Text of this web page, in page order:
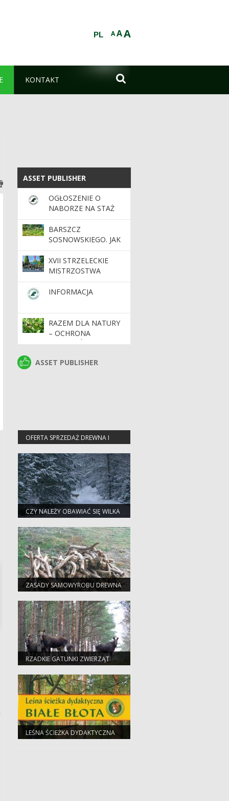
AAA
PL
KONTAKT 
ASSET PUBLISHER
ASSET PUBLISHER
OGŁOSZENIE O
NABORZE NA STAŻ
ABSOLWENCKI
BARSZCZ
SOSNOWSKIEGO. JAK
SIĘ PRZED NIM
CHRONIĆ?
XVII STRZELECKIE
MISTRZOSTWA
POLSKI STRAŻY
LEŚNEJ – TRZY DNI
DOŚWIADCZEŃ I
SPORTOWEJ
RYWALIZACJI
INFORMACJA
RAZEM DLA NATURY
– OCHRONA
GATUNKÓW I
TERENACH CENNYCH
ASSET PUBLISHER
ASSET PUBLISHER
OFERTA SPRZEDAŻ DREWNA I
CENNIKI
CZY NALEŻY OBAWIAĆ SIĘ WILKA
W LESIE ?
ZASADY SAMOWYROBU DREWNA
RZADKIE GATUNKI ZWIERZĄT
CZĘSTSZE POD BYDGOSZCZĄ
LEŚNA ŚCIEŻKA DYDAKTYCZNA
BIAŁE BŁOTA